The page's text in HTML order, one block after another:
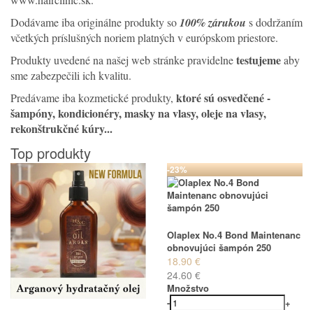
Dodávame iba originálne produkty so100% zárukou s dodržaním
včetkých príslušných noriem platných v európskom priestore.
Produkty uvedené na našej web stránke pravidelnetestujemeaby
sme zabezpečili ich kvalitu.
Predávame iba kozmetické produkty, ktoré sú osvedčené-
šampóny, kondicionéry, masky na vlasy, oleje na vlasy,
rekonštrukčné kúry...
Top produkty
-23%
Olaplex No.4 Bond Maintenanc
obnovujúci šampón 250
18.90 €
24.60 €
Množstvo
-
+